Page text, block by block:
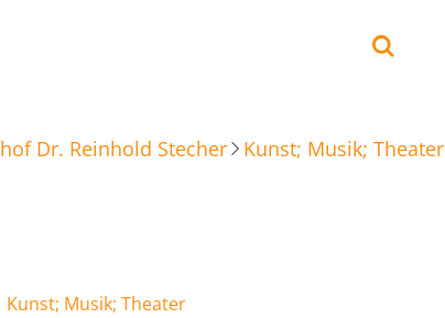
Dr. Reinhold Stecher Kunst; Musik; Theater
Kunst; Musik; Theater